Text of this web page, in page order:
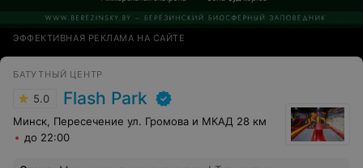
ЭФФЕКТИВНАЯ РЕКЛАМА НА САЙТЕ
БАТУТНЫЙ ЦЕНТР
5.0 Flash Park
Минск, Пересечение ул. Громова и МКАД 28 км
до 22:00